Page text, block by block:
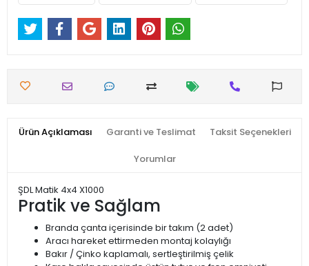
Ürün Açıklaması Garanti ve Teslimat Taksit Seçenekleri
Yorumlar
ŞDL Matik 4x4 X1000
Pratik ve Sağlam
Branda çanta içerisinde bir takım (2 adet)
Aracı hareket ettirmeden montaj kolaylığı
Bakır / Çinko kaplamalı, sertleştirilmiş çelik